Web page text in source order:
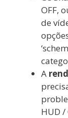
OFF,
de
A
HUD /